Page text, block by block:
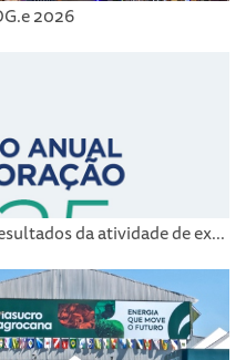
2026
da atividade de ex...